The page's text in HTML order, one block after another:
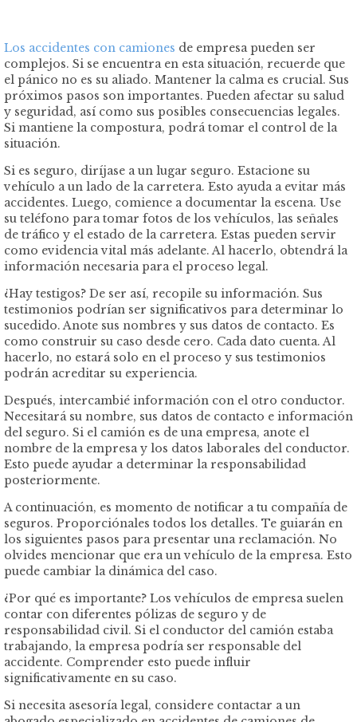
Los accidentes con camiones de empresa pueden ser
complejos. Si se encuentra en esta situación, recuerde que
el pánico no es su aliado. Mantener la calma es crucial. Sus
próximos pasos son importantes. Pueden afectar su salud
y seguridad, así como sus posibles consecuencias legales.
Si mantiene la compostura, podrá tomar el control de la
situación.
Si es seguro, diríjase a un lugar seguro. Estacione su
vehículo a un lado de la carretera. Esto ayuda a evitar más
accidentes. Luego, comience a documentar la escena. Use
su teléfono para tomar fotos de los vehículos, las señales
de tráfico y el estado de la carretera. Estas pueden servir
como evidencia vital más adelante. Al hacerlo, obtendrá la
información necesaria para el proceso legal.
¿Hay testigos? De ser así, recopile su información. Sus
testimonios podrían ser significativos para determinar lo
sucedido. Anote sus nombres y sus datos de contacto. Es
como construir su caso desde cero. Cada dato cuenta. Al
hacerlo, no estará solo en el proceso y sus testimonios
podrán acreditar su experiencia.
Después, intercambié información con el otro conductor.
Necesitará su nombre, sus datos de contacto e información
del seguro. Si el camión es de una empresa, anote el
nombre de la empresa y los datos laborales del conductor.
Esto puede ayudar a determinar la responsabilidad
posteriormente.
A continuación, es momento de notificar a tu compañía de
seguros. Proporciónales todos los detalles. Te guiarán en
los siguientes pasos para presentar una reclamación. No
olvides mencionar que era un vehículo de la empresa. Esto
puede cambiar la dinámica del caso.
¿Por qué es importante? Los vehículos de empresa suelen
contar con diferentes pólizas de seguro y de
responsabilidad civil. Si el conductor del camión estaba
trabajando, la empresa podría ser responsable del
accidente. Comprender esto puede influir
significativamente en su caso.
Si necesita asesoría legal, considere contactar a un